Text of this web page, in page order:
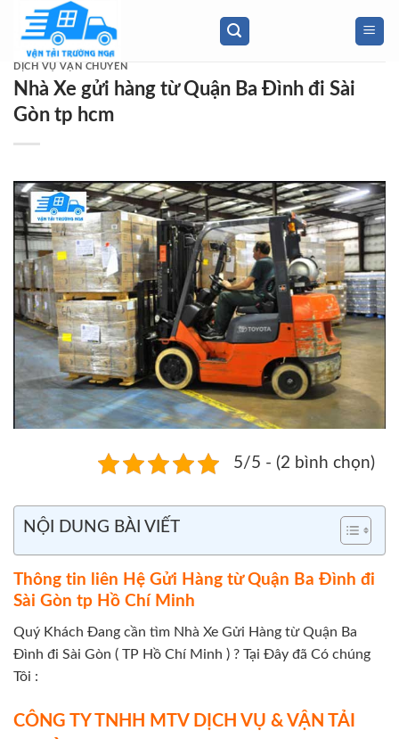
content
DỊCH VỤ VẬN CHUYỂN
Nhà Xe gửi hàng từ Quận Ba Đình đi Sài
Gòn tp hcm
5/5 - (2 bình chọn)
NỘI DUNG BÀI VIẾT
Thông tin liên Hệ Gửi Hàng từ Quận Ba Đình đi
Sài Gòn tp Hồ Chí Minh
Quý Khách Đang cần tìm Nhà Xe Gửi Hàng từ Quận Ba
Đình đi Sài Gòn ( TP Hồ Chí Minh ) ? Tại Đây đã Có chúng
Tôi :
CÔNG TY TNHH MTV DỊCH VỤ & VẬN TẢI